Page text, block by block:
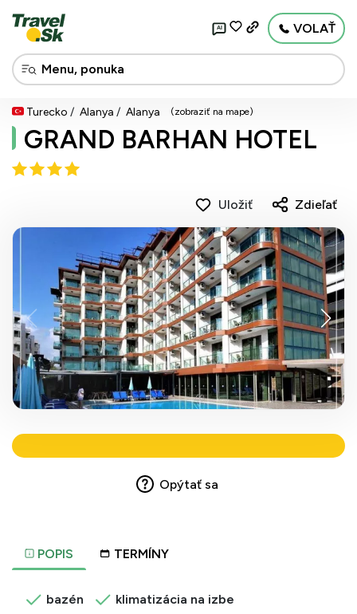
AI VOLAŤ
Turecko Alanya Alanya (zobraziť na mape)
GRAND BARHAN HOTEL
Uložiť Zdieľať
POPIS TERMÍNY
bazén
klimatizácia na izbe
Opýtať sa